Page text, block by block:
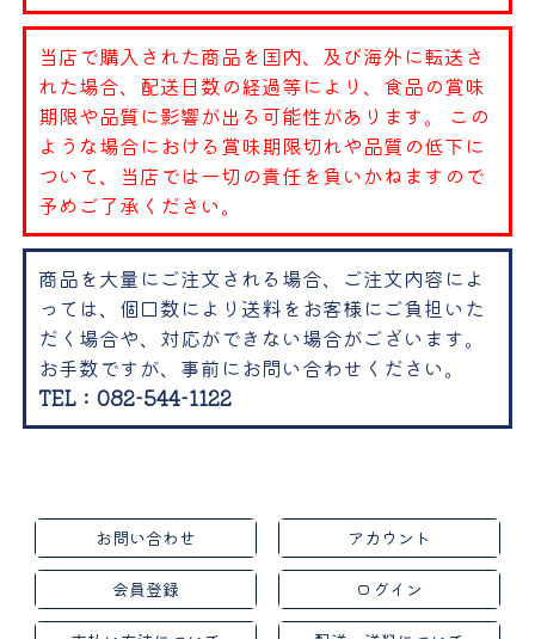
当店で購入された商品を国内、及び海外に転送さ
れた場合、配送日数の経過等により、食品の賞味
期限や品質に影響が出る可能性があります。 この
ような場合における賞味期限切れや品質の低下に
ついて、当店では一切の責任を負いかねますので
予めご了承ください。
商品を大量にご注文される場合、ご注文内容によ
っては、個口数により送料をお客様にご負担いた
だく場合や、対応ができない場合がございます。
お手数ですが、事前にお問い合わせください。
TEL：082-544-1122
お問い合わせ アカウント
会員登録 ログイン